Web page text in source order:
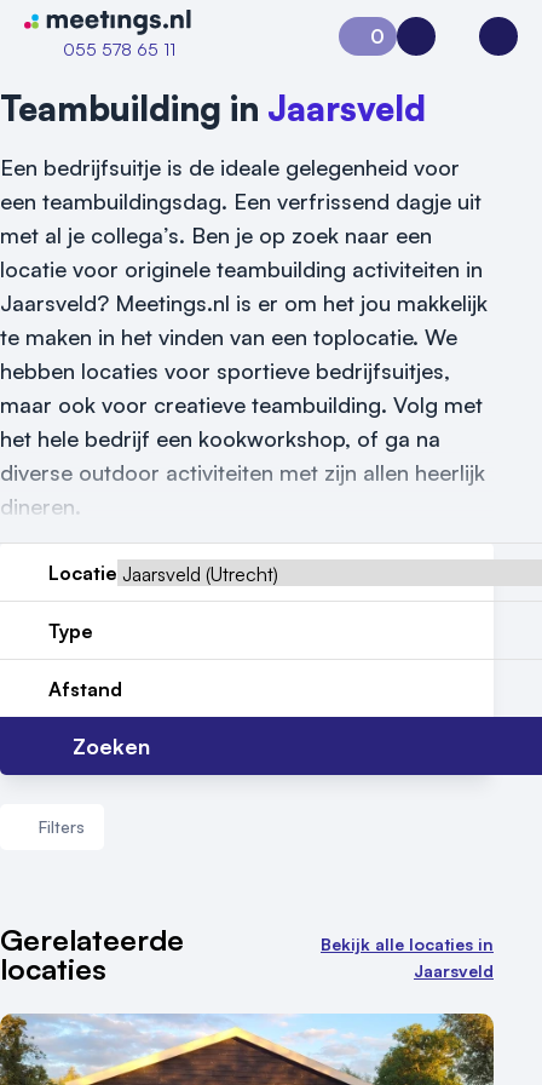
Naar home van Meetings
055 578 65 11
Vraag locatie aan
Meld locatie aan
Nieuws
Reviews (5⭐️)
Contact
0
Aanvraag 0Inloggen
Teambuilding in Jaarsveld
Een bedrijfsuitje is de ideale gelegenheid voor
een teambuildingsdag. Een verfrissend dagje uit
met al je collega’s. Ben je op zoek naar een
locatie voor originele teambuilding activiteiten in
Jaarsveld? Meetings.nl is er om het jou makkelijk
te maken in het vinden van een toplocatie. We
hebben locaties voor sportieve bedrijfsuitjes,
maar ook voor creatieve teambuilding. Volg met
het hele bedrijf een kookworkshop, of ga na
diverse outdoor activiteiten met zijn allen heerlijk
dineren.
Locatie
Type
Afstand
Zoeken
Filters
Aantal zalen
1 - 5 zalen
10 of meer zalen
Aantal personen
Gerelateerde
locaties
Bekijk alle locaties in
Jaarsveld